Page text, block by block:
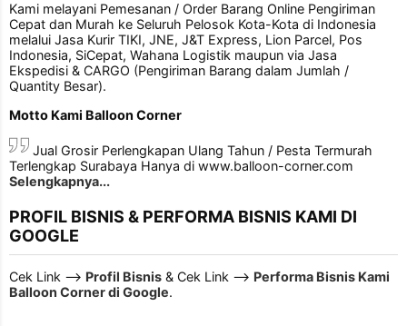
Kami melayani Pemesanan / Order Barang Online Pengiriman
Cepat dan Murah ke Seluruh Pelosok Kota-Kota di Indonesia
melalui Jasa Kurir TIKI, JNE, J&T Express, Lion Parcel, Pos
Indonesia, SiCepat, Wahana Logistik maupun via Jasa
Ekspedisi & CARGO (Pengiriman Barang dalam Jumlah /
Quantity Besar).
Motto Kami Balloon Corner
Jual Grosir Perlengkapan Ulang Tahun / Pesta Termurah
Terlengkap Surabaya Hanya di www.balloon-corner.com
Selengkapnya...
PROFIL BISNIS & PERFORMA BISNIS KAMI DI
GOOGLE
Cek Link --> Profil Bisnis & Cek Link --> Performa Bisnis Kami
Balloon Corner di Google.